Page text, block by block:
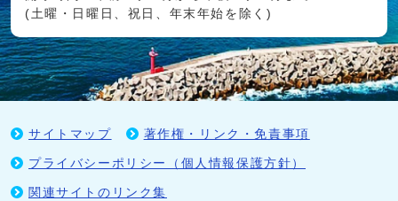
(土曜・日曜日、祝日、年末年始を除く)
サイトマップ 著作権・リンク・免責事項
プライバシーポリシー（個人情報保護方針）
関連サイトのリンク集